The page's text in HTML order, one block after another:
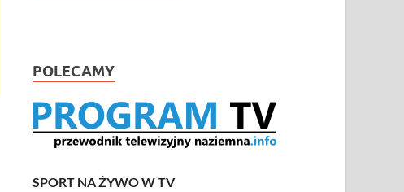
POLECAMY
SPORT NA ŻYWO W TV